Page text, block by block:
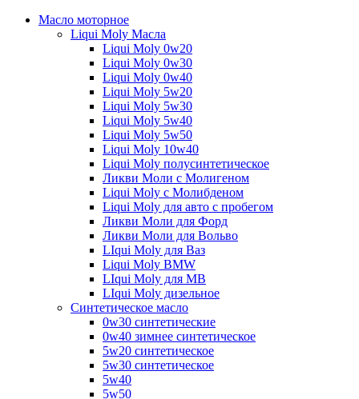
Масло моторное
Liqui Moly Масла
Liqui Moly 0w20
Liqui Moly 0w30
Liqui Moly 0w40
Liqui Moly 5w20
Liqui Moly 5w30
Liqui Moly 5w40
Liqui Moly 5w50
Liqui Moly 10w40
Liqui Moly полусинтетическое
Ликви Моли с Молигеном
Liqui Moly с Молибденом
Liqui Moly для авто с пробегом
Ликви Моли для Форд
Ликви Моли для Вольво
LIqui Moly для Ваз
Liqui Moly BMW
LIqui Moly для MB
LIqui Moly дизельное
Синтетическое масло
0w30 синтетические
0w40 зимнее синтетическое
5w20 синтетическое
5w30 синтетическое
5w40
5w50